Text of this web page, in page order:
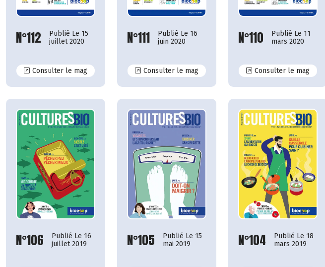
N°112
Publié Le 15
juillet 2020
Consulter le magN°112
N°111
Publié Le 16
juin 2020
Consulter le magN°111
N°110
Publié Le 11
mars 2020
Consulter le magN°110
N°106
Publié Le 16
juillet 2019
N°105
Publié Le 15
mai 2019
N°104
Publié Le 18
mars 2019